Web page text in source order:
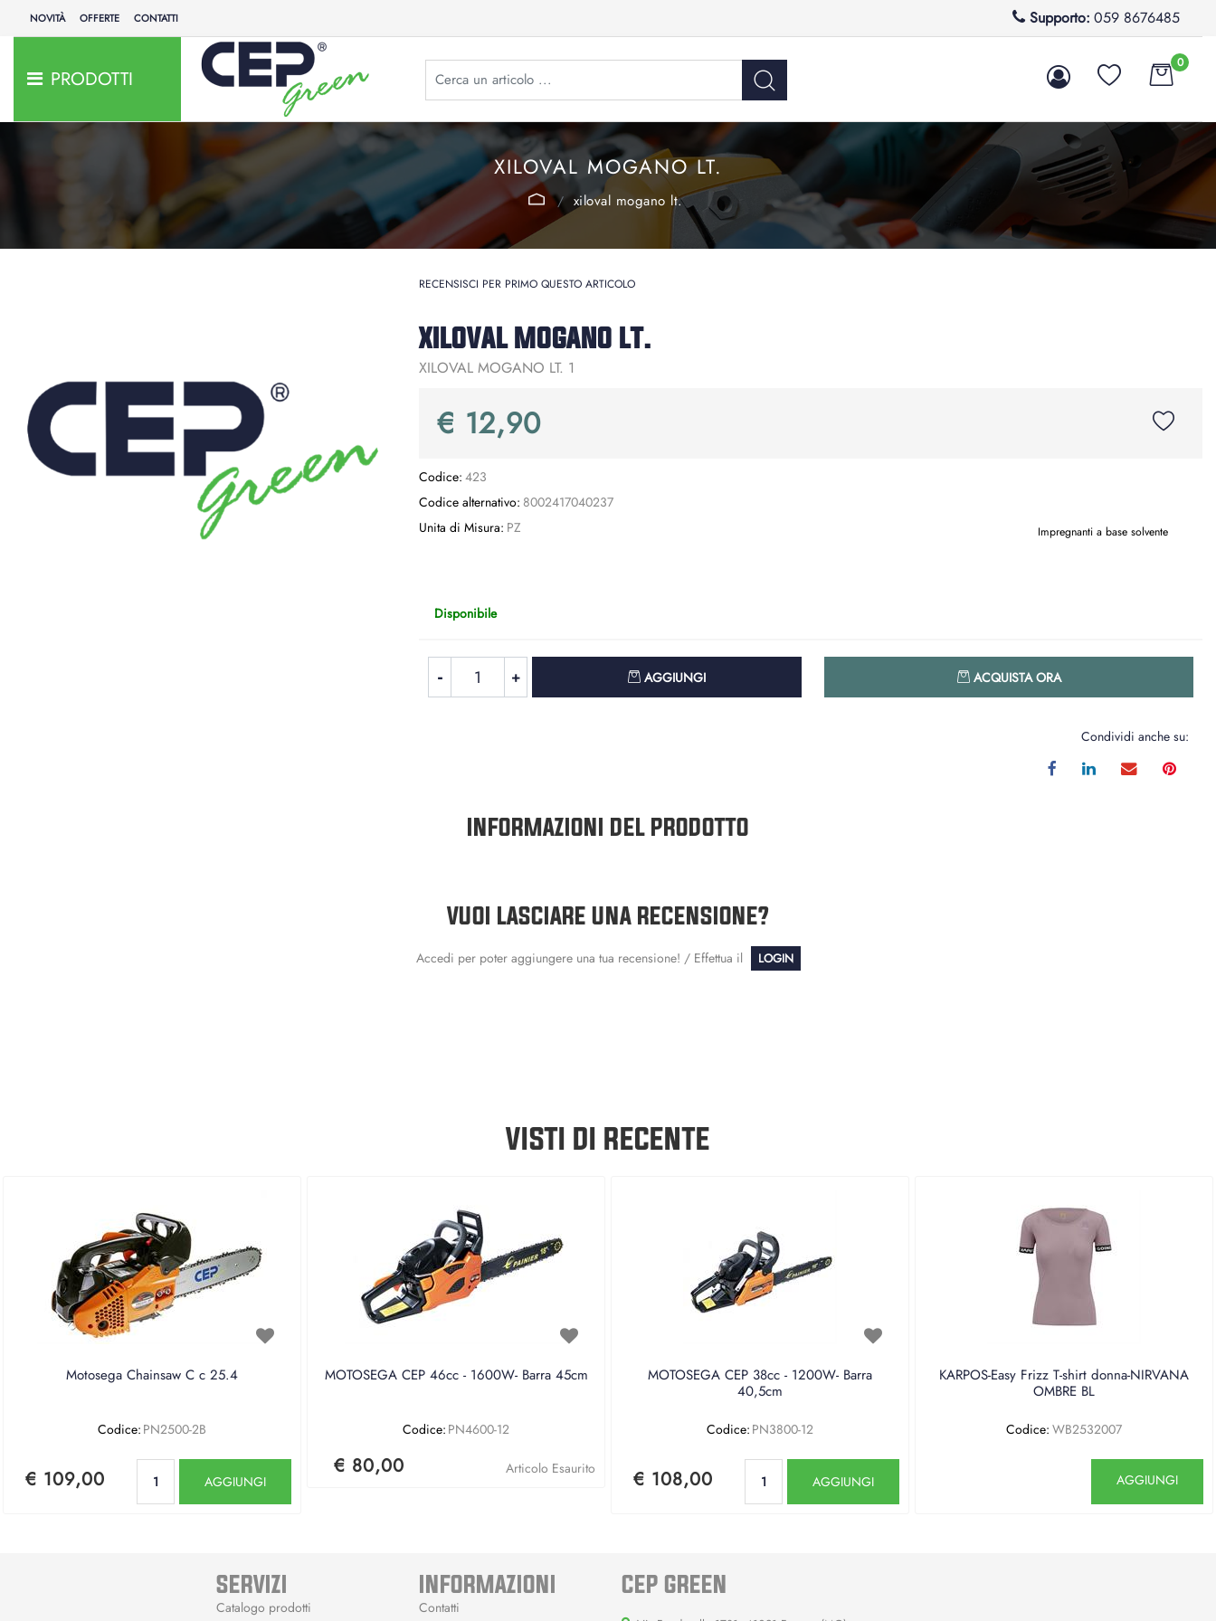
NOVITÀ OFFERTE CONTATTI Supporto: 059 8676485
PRODOTTI
0
XILOVAL MOGANO LT.
xiloval mogano lt.
RECENSISCI PER PRIMO QUESTO ARTICOLO
XILOVAL MOGANO LT.
XILOVAL MOGANO LT. 1
€ 12,90
Codice: 423
Codice alternativo: 8002417040237
Unita di Misura: PZ Impregnanti a base solvente
Disponibile
AGGIUNGI ACQUISTA ORA
Condividi anche su:
INFORMAZIONI DEL PRODOTTO
VUOI LASCIARE UNA RECENSIONE?
Accedi per poter aggiungere una tua recensione! / Effettua il LOGIN
VISTI DI RECENTE
Motosega Chainsaw C c 25.4
Codice: PN2500-2B
€ 109,00 AGGIUNGI
MOTOSEGA CEP 46cc - 1600W- Barra 45cm
Codice: PN4600-12
€ 80,00 Articolo Esaurito
MOTOSEGA CEP 38cc - 1200W- Barra
40,5cm
Codice: PN3800-12
€ 108,00 AGGIUNGI
KARPOS-Easy Frizz T-shirt donna-NIRVANA
OMBRE BL
Codice: WB2532007
AGGIUNGI
SERVIZI
Catalogo prodotti
INFORMAZIONI
Contatti
CEP GREEN